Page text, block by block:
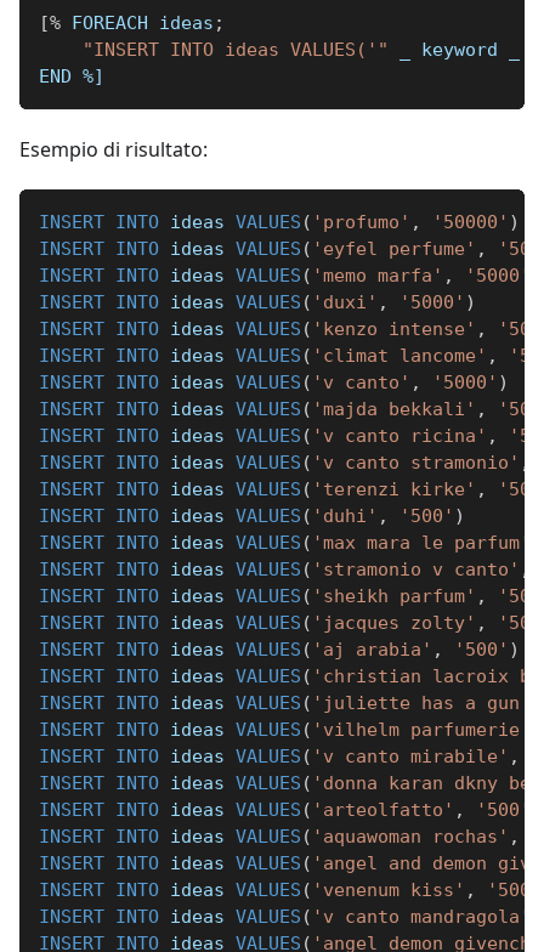
[% FOREACH ideas ;
"INSERT INTO ideas VALUES('"
keyword
END %]
Esempio di risultato:
INSERT INTO ideas VALUES ( 'profumo' , '50000' )
INSERT INTO ideas VALUES ( 'eyfel perfume' ,
INSERT INTO ideas VALUES ( 'memo marfa' , '5000'
INSERT INTO ideas VALUES ( 'duxi' , '5000' )
INSERT INTO ideas VALUES ( 'kenzo intense' ,
INSERT INTO ideas VALUES ( 'climat lancome' ,
INSERT INTO ideas VALUES ( 'v canto' , '5000' )
INSERT INTO ideas VALUES ( 'majda bekkali' ,
INSERT INTO ideas VALUES ( 'v canto ricina' ,
INSERT INTO ideas VALUES ( 'v canto stramonio' ,
INSERT INTO ideas VALUES ( 'terenzi kirke' ,
INSERT INTO ideas VALUES ( 'duhi' , '500' )
INSERT INTO ideas VALUES ( 'max mara le parfum'
INSERT INTO ideas VALUES ( 'stramonio v canto' ,
INSERT INTO ideas VALUES ( 'sheikh parfum' ,
INSERT INTO ideas VALUES ( 'jacques zolty' ,
INSERT INTO ideas VALUES ( 'aj arabia' , '500' )
INSERT INTO ideas VALUES ( 'christian lacroix
INSERT INTO ideas VALUES ( 'juliette has a gun
INSERT INTO ideas VALUES ( 'vilhelm parfumerie
INSERT INTO ideas VALUES ( 'v canto mirabile' ,
INSERT INTO ideas VALUES ( 'donna karan dkny
INSERT INTO ideas VALUES ( 'arteolfatto' , '500'
INSERT INTO ideas VALUES ( 'aquawoman rochas' ,
INSERT INTO ideas VALUES ( 'angel and demon
INSERT INTO ideas VALUES ( 'venenum kiss' , '500'
INSERT INTO ideas VALUES ( 'v canto mandragola'
INSERT INTO ideas VALUES ( 'angel demon